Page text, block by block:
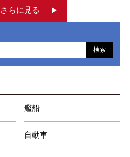
さらに見る
検索
艦船
自動車